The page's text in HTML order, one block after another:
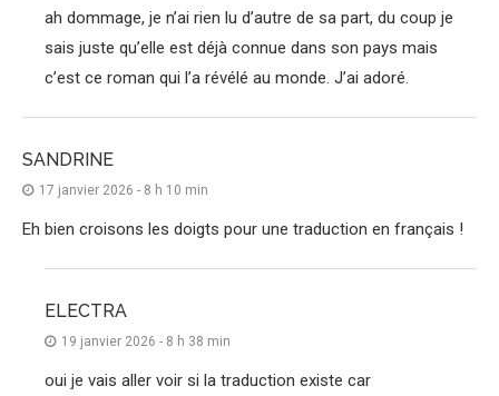
ah dommage, je n’ai rien lu d’autre de sa part, du coup je
sais juste qu’elle est déjà connue dans son pays mais
c’est ce roman qui l’a révélé au monde. J’ai adoré.
SANDRINE
17 janvier 2026 - 8 h 10 min
Eh bien croisons les doigts pour une traduction en français !
ELECTRA
19 janvier 2026 - 8 h 38 min
oui je vais aller voir si la traduction existe car